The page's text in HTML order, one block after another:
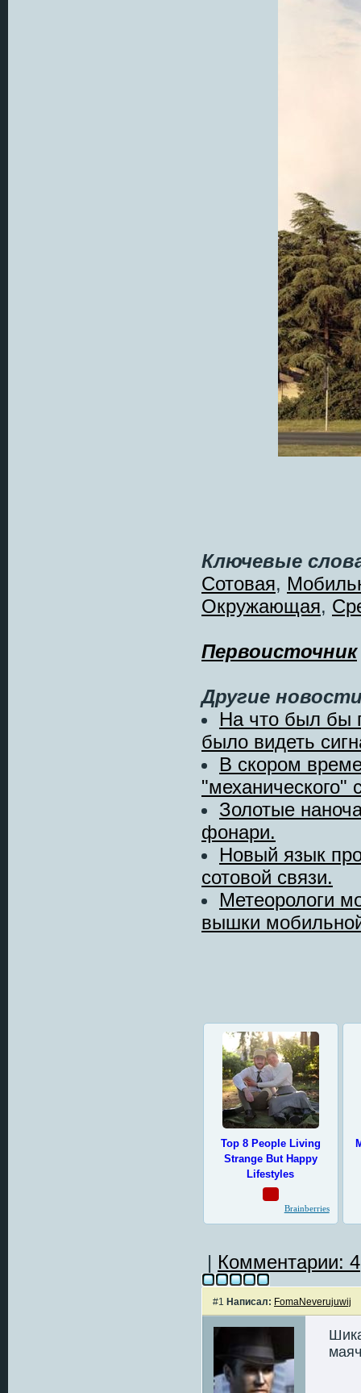
Ключевые
Сотовая,
Окружающая,
Первоисточник
Другие
На что был бы
было видеть
В скором
"механического"
Золотые
фонари.
Новый язык
сотовой связи.
Метеорологи
вышки
| Комментарии: 4
#1 Написал: FomaNeverujuwij